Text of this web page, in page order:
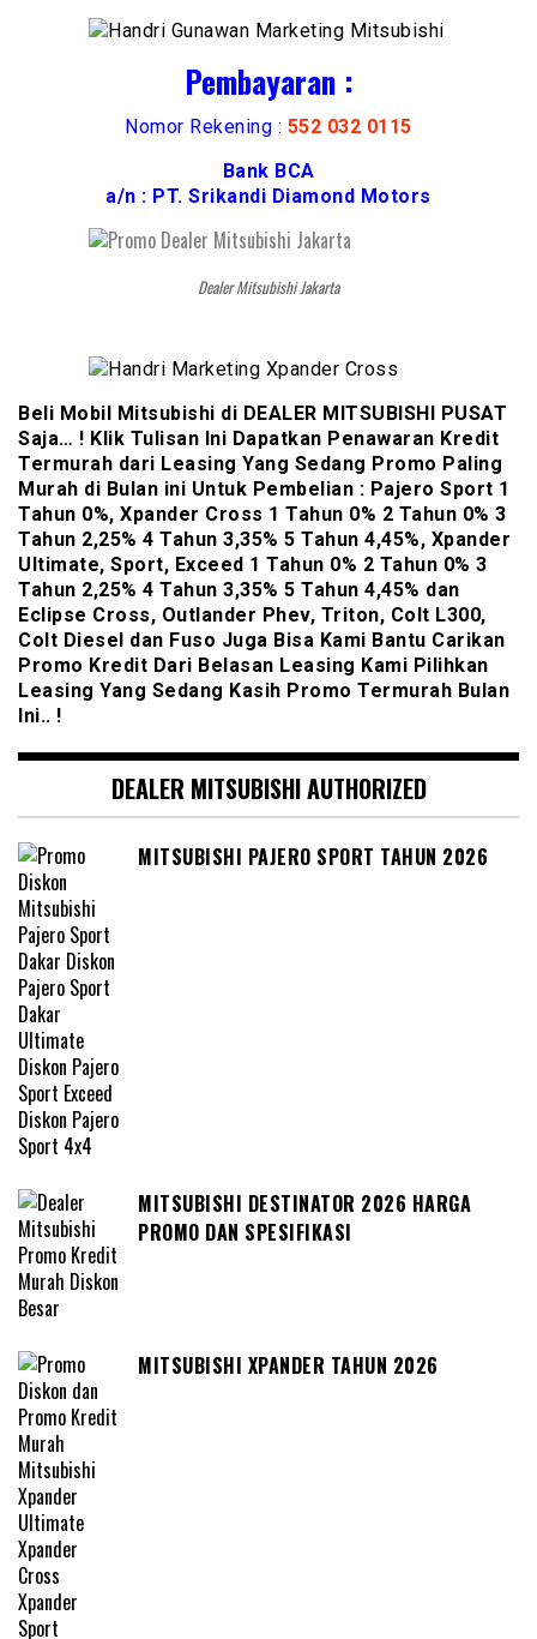
Pembayaran :
Nomor Rekening : 552 032 0115
Bank BCA
a/n : PT. Srikandi Diamond Motors
Dealer Mitsubishi Jakarta
Beli Mobil Mitsubishi di DEALER MITSUBISHI PUSAT
Saja… ! Klik Tulisan Ini Dapatkan Penawaran Kredit
Termurah dari Leasing Yang Sedang Promo Paling
Murah di Bulan ini Untuk Pembelian : Pajero Sport 1
Tahun 0%, Xpander Cross 1 Tahun 0% 2 Tahun 0% 3
Tahun 2,25% 4 Tahun 3,35% 5 Tahun 4,45%, Xpander
Ultimate, Sport, Exceed 1 Tahun 0% 2 Tahun 0% 3
Tahun 2,25% 4 Tahun 3,35% 5 Tahun 4,45% dan
Eclipse Cross, Outlander Phev, Triton, Colt L300,
Colt Diesel dan Fuso Juga Bisa Kami Bantu Carikan
Promo Kredit Dari Belasan Leasing Kami Pilihkan
Leasing Yang Sedang Kasih Promo Termurah Bulan
Ini.. !
DEALER MITSUBISHI AUTHORIZED
MITSUBISHI PAJERO SPORT TAHUN 2026
MITSUBISHI DESTINATOR 2026 HARGA
PROMO DAN SPESIFIKASI
MITSUBISHI XPANDER TAHUN 2026